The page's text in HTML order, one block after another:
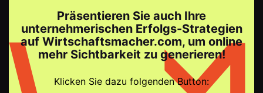
Präsentieren Sie auch Ihre
unternehmerischen Erfolgs-Strategien
auf Wirtschaftsmacher.com, um online
mehr Sichtbarkeit zu generieren!
Klicken Sie dazu folgenden Button: